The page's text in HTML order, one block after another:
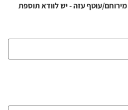
מירוחם/עוטף עזה - יש לוודא תוספת